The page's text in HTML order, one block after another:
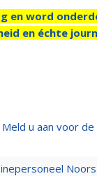
en word
en échte
Meld u aan voor